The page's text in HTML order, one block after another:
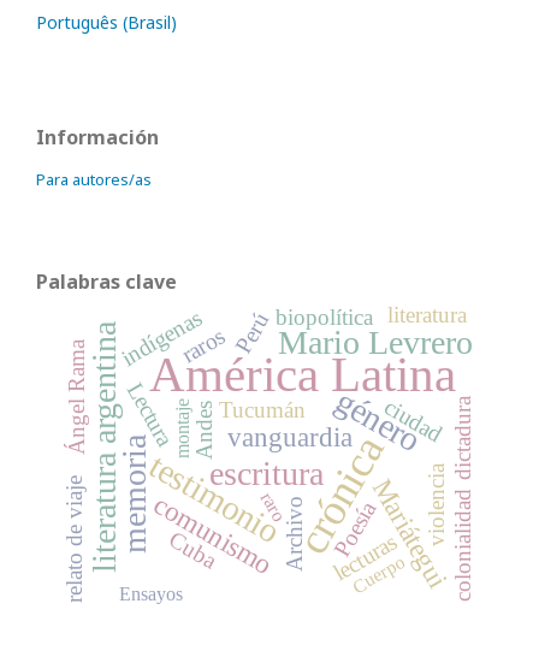
Português (Brasil)
Información
Para autores/as
Palabras clave
América Latina
crónica
género
Mario Levrero
escritura
testimonio
memoria
literatura argentina comunismo Mariátegui
vanguardia
Andes
Poesía violencia
relato de viaje
Lectura dictadura
Tucumán
raros
indígenas
colonialidad
lecturas
Archivo
biopolítica
Cuba
literatura
Perú
ciudad
Ángel Rama
Cuerpo
Ensayos
montaje
raro